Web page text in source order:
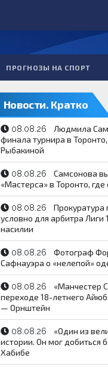
ПРОГНОЗЫ НА СПОРТ
Новости. Кратко
08.08.26
Людмила
финала турнира в
Рыбакиной
08.08.26
Самсонова
«Мастерса» в Торонто,
08.08.26
Прокуратура
условно для арбитра
насилии
08.08.26
Фотограф
Сафнауэра о «нелепой»
08.08.26
«Манчестер
переходе 18-летнего
— Орнштейн
08.08.26
«Один из
истории. Он мог добиться
Хабибе